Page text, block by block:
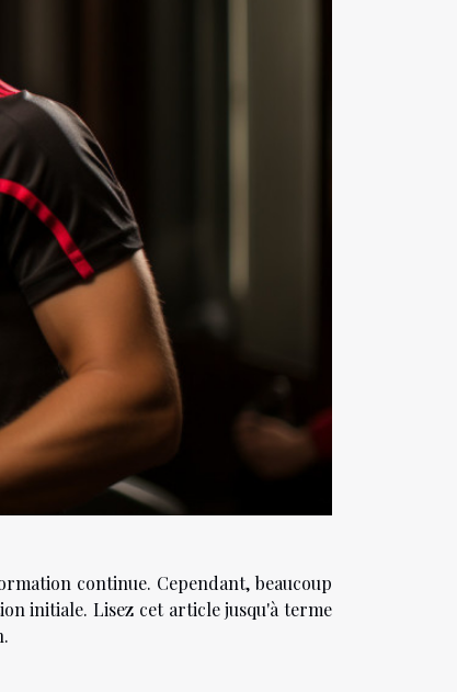
continue. Cependant, beaucoup
initiale. Lisez cet article jusqu'à terme